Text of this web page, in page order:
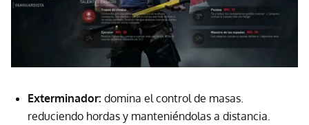
Exterminador: domina el control de masas.
reduciendo hordas y manteniéndolas a distancia.